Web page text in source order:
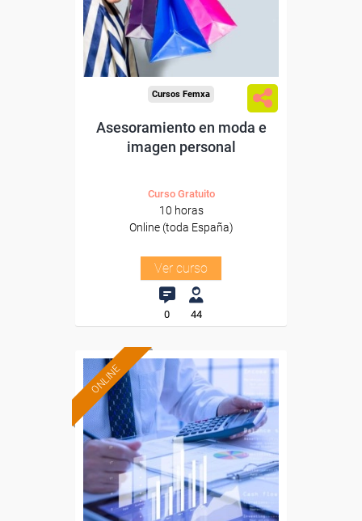
Sector
-Grandes Almacenes.
Cursos Femxa
Asesoramiento en moda e
imagen personal
Curso Gratuito
10 horas
Online (toda España)
Ver curso
0 44
ONLINE
Formación 100%
subvencionada.
Para desempleados,
trabajadores y autónomos.
Sector
-Finanzas y Seguros.